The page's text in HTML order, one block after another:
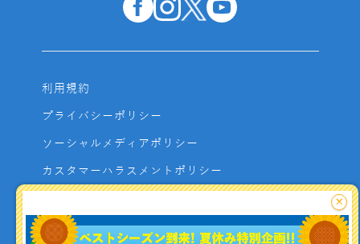
利用規約
プライバシーポリシー
ソーシャルメディアポリシー
カスタマーハラスメントポリシー
よくあるご質問
×